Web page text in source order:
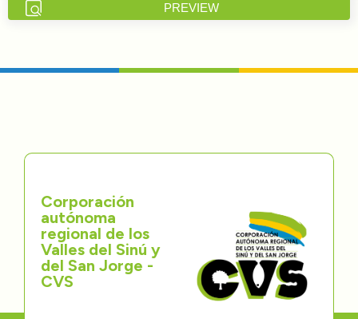
Transparencia
Participa
Trámites y Servicios
Contáctenos
PREVIEW
Corporación
autónoma
regional de los
Valles del Sinú y
del San Jorge -
CVS